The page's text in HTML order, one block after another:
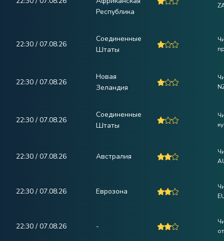
Республика
22:30 / 07.08.26
Соединенные
Штаты
22:30 / 07.08.26
Новая
Зеландия
22:30 / 07.08.26
Соединенные
Штаты
22:30 / 07.08.26 Австралия
22:30 / 07.08.26 Еврозона
22:30 / 07.08.26 -